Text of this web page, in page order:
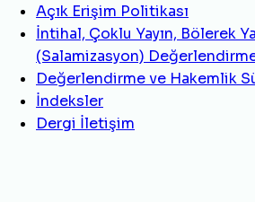
Açık Erişim Politikası
İntihal, Çoklu Yayın, Bölerek
(Salamizasyon)
Değerlendirme ve Hakemlik
İndeksler
Dergi İletişim